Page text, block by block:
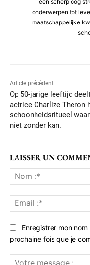
een scherp oog
onderwerpen tot
maatschappelijke
Article précédent
Op 50-jarige leeftijd deelt
actrice Charlize Theron
schoonheidsritueel
niet zonder kan.
LAISSER UN
Enregistrer mon
prochaine fois que je